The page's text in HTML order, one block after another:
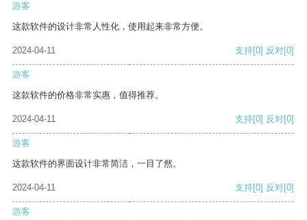
游客
这款软件的设计非常人性化，使用起来非常方便。
2024-04-11 支持[0] 反对[0]
游客
这款软件的价格非常实惠，值得推荐。
2024-04-11 支持[0] 反对[0]
游客
这款软件的界面设计非常简洁，一目了然。
2024-04-11 支持[0] 反对[0]
游客